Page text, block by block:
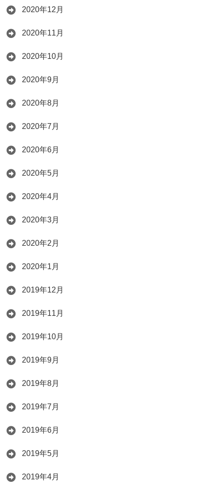
2020年12月
2020年11月
2020年10月
2020年9月
2020年8月
2020年7月
2020年6月
2020年5月
2020年4月
2020年3月
2020年2月
2020年1月
2019年12月
2019年11月
2019年10月
2019年9月
2019年8月
2019年7月
2019年6月
2019年5月
2019年4月